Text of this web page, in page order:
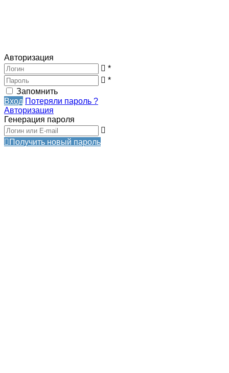
Авторизация
*
*
Запомнить
Вход Потеряли пароль ?
Авторизация
Генерация пароля
Получить новый пароль